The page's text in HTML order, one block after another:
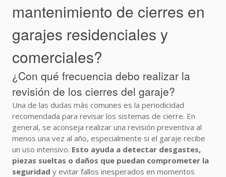
mantenimiento de cierres en
garajes residenciales y
comerciales?
¿Con qué frecuencia debo realizar la
revisión de los cierres del garaje?
Una de las dudas más comunes es la periodicidad
recomendada para revisar los sistemas de cierre. En
general, se aconseja realizar una revisión preventiva al
menos una vez al año, especialmente si el garaje recibe
un uso intensivo. Esto ayuda a detectar desgastes,
piezas sueltas o daños que puedan comprometer la
seguridad y evitar fallos inesperados en momentos